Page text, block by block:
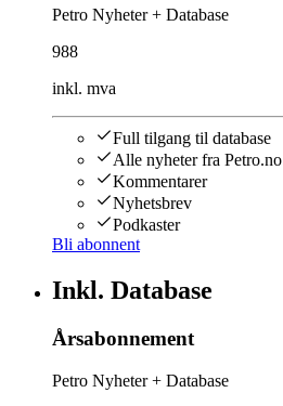
Petro Nyheter + Database
988
inkl. mva
Full tilgang til database
Alle nyheter fra Petro.no
Kommentarer
Nyhetsbrev
Podkaster
Bli abonnent
Inkl. Database
Årsabonnement
Petro Nyheter + Database